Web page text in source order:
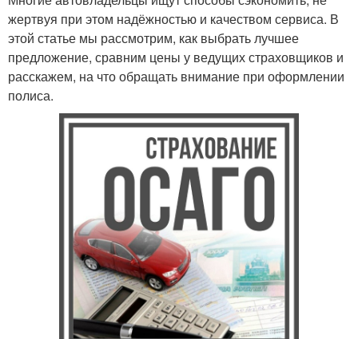
жертвуя при этом надёжностью и качеством сервиса. В
этой статье мы рассмотрим, как выбрать лучшее
предложение, сравним цены у ведущих страховщиков и
расскажем, на что обращать внимание при оформлении
полиса.